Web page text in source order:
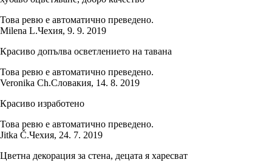
Това ревю е автоматично преведено.
Milena L.Чехия, 9. 9. 2019
Красиво допълва осветлението на тавана
Това ревю е автоматично преведено.
Veronika Ch.Словакия, 14. 8. 2019
Красиво изработено
Това ревю е автоматично преведено.
Jitka Č.Чехия, 24. 7. 2019
Цветна декорация за стена, децата я харесват